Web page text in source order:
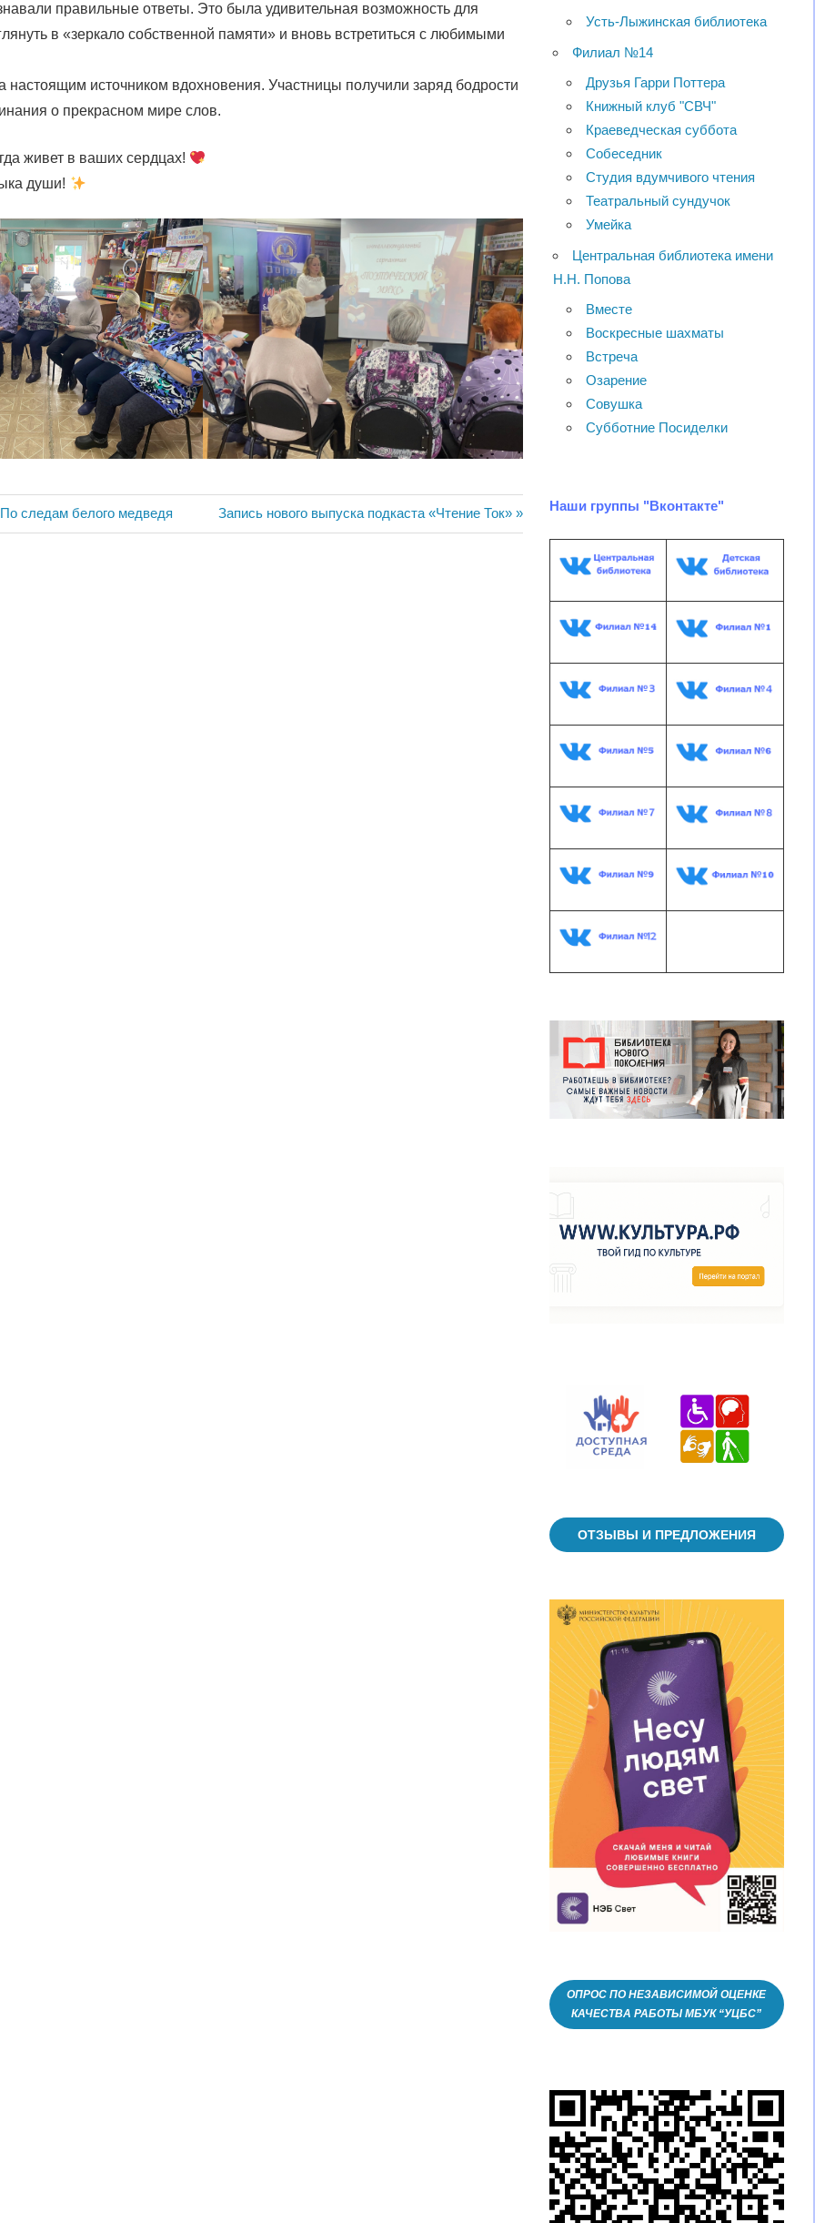
правильные ответы. Это была удивительная возможность для
в «зеркало собственной памяти» и вновь встретиться с любимыми
настоящим источником вдохновения. Участницы получили заряд бодрости
о прекрасном мире слов.
живет в ваших сердцах!
души!
следам белого медведя
Следующая
запись:
Запись нового выпуска подкаста «Чтение Ток»
Усть-Лыжинская библиотека
Филиал №14
Друзья Гарри Поттера
Книжный клуб "СВЧ"
Краеведческая суббота
Собеседник
Студия вдумчивого чтения
Театральный сундучок
Умейка
Центральная библиотека имени
Н.Н. Попова
Вместе
Воскресные шахматы
Встреча
Озарение
Совушка
Субботние Посиделки
Наши группы "Вконтакте"
ОТЗЫВЫ И ПРЕДЛОЖЕНИЯ
ОПРОС ПО НЕЗАВИСИМОЙ ОЦЕНКЕ
КАЧЕСТВА РАБОТЫ МБУК “УЦБС”